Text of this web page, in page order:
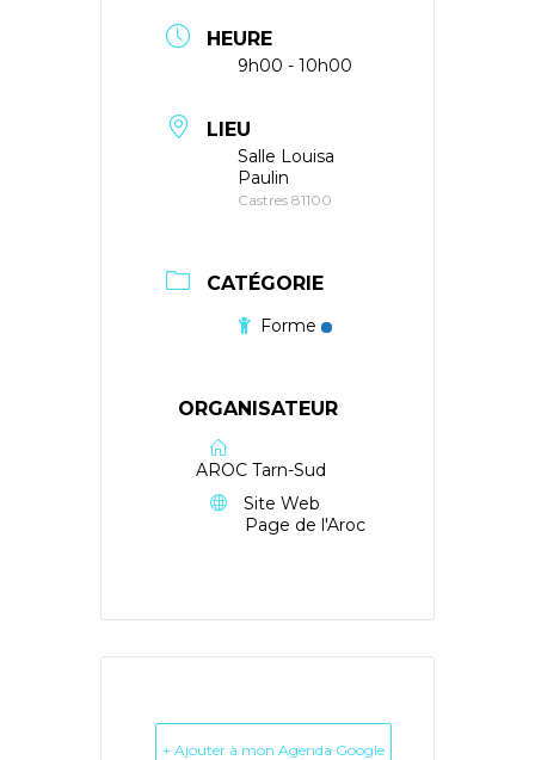
HEURE
9h00 - 10h00
LIEU
Salle Louisa
Paulin
Castres 81100
CATÉGORIE
Forme
ORGANISATEUR
AROC Tarn-Sud
Site Web
Page de l'Aroc
+ Ajouter à mon Agenda Google